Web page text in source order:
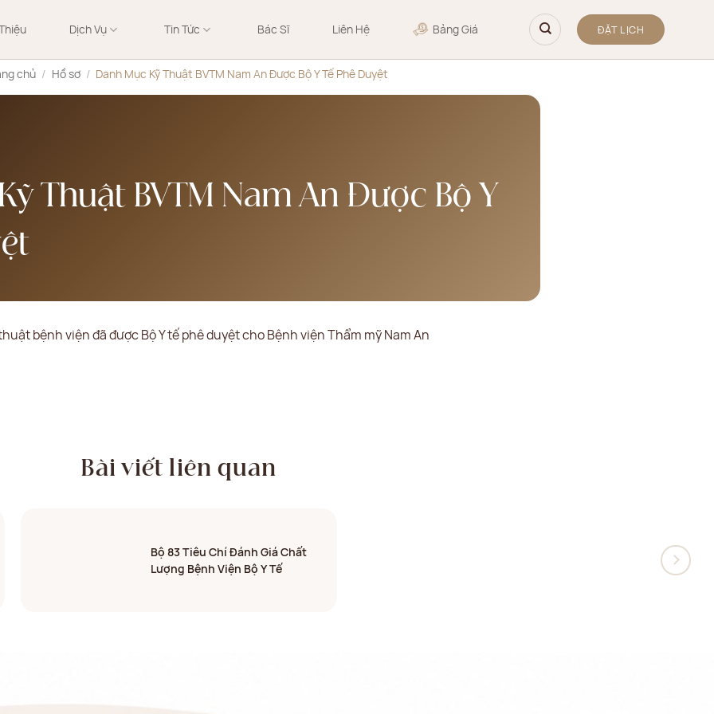
Dịch Vụ Tin Tức Bác Sĩ Liên Hệ Bảng Giá ĐẶT LỊCH
chủ / Hồ sơ / Danh Mục Kỹ Thuật BVTM Nam An Được Bộ Y Tế Phê Duyệt
Thuật BVTM Nam An Được Bộ Y
bệnh viện đã được Bộ Y tế phê duyệt cho Bệnh viện Thẩm mỹ Nam An
Bài viết liên quan
Bộ 83 Tiêu Chí Đánh Giá Chất
Lượng Bệnh Viện Bộ Y Tế